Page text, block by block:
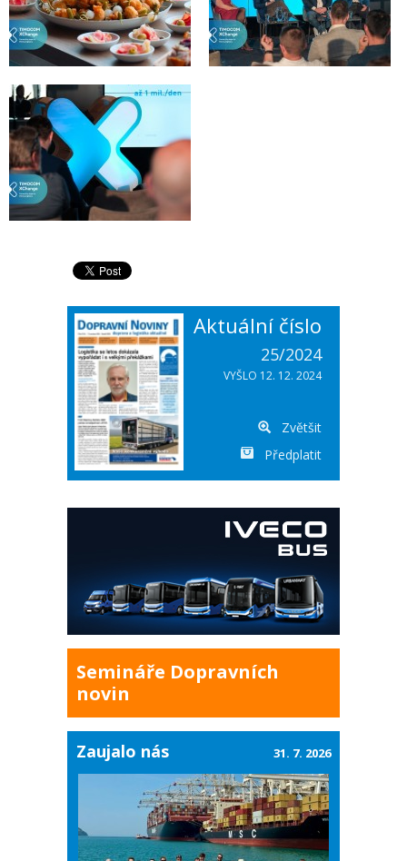
Aktuální číslo
25/2024
VYŠLO 12. 12. 2024
Zvětšit
Předplatit
Semináře Dopravních
novin
Zaujalo nás 31. 7. 2026